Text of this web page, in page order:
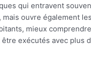
qui entravent
ouvre également
mieux
exécutés avec plus